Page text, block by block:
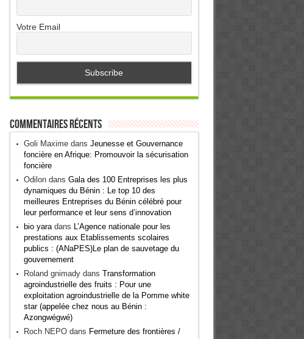
Votre Email
Commentaires récents
Goli Maximedans Jeunesse et Gouvernance
foncière en Afrique: Promouvoir la sécurisation
foncière
Odilondans Gala des 100 Entreprises les plus
dynamiques du Bénin : Le top 10 des
meilleures Entreprises du Bénin célébré pour
leur performance et leur sens d’innovation
bio yaradans L’Agence nationale pour les
prestations aux Etablissements scolaires
publics : (ANaPES)Le plan de sauvetage du
gouvernement
Roland gnimadydans Transformation
agroindustrielle des fruits : Pour une
exploitation agroindustrielle de la Pomme white
star (appelée chez nous au Bénin :
Azongwégwé)
Roch NEPOdans Fermeture des frontières /